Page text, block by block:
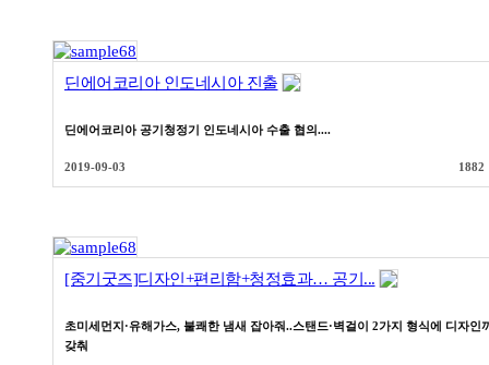
딘에어코리아 인도네시아 진출
딘에어코리아 공기청정기 인도네시아 수출 협의....
2019-09-03 1882
[중기굿즈]디자인+편리함+청정효과… 공기...
초미세먼지·유해가스, 불쾌한 냄새 잡아줘..스탠드·벽걸이 2가지 형식에 디자인
갖춰